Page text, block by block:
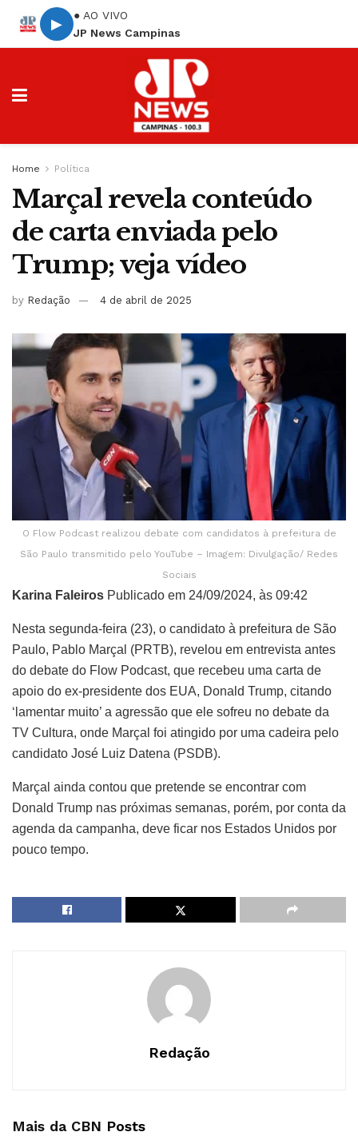
▶
● AO VIVO
JP News Campinas
Home Política
Marçal revela conteúdo
de carta enviada pelo
Trump; veja vídeo
by Redação 4 de abril de 2025
O Flow Podcast realizou debate com candidatos à prefeitura de
São Paulo transmitido pelo YouTube – Imagem: Divulgação/ Redes
Sociais
Karina Faleiros Publicado em 24/09/2024, às 09:42
Nesta segunda-feira (23), o candidato à prefeitura de São
Paulo, Pablo Marçal (PRTB), revelou em entrevista antes
do debate do Flow Podcast, que recebeu uma carta de
apoio do ex-presidente dos EUA, Donald Trump, citando
‘lamentar muito’ a agressão que ele sofreu no debate da
TV Cultura, onde Marçal foi atingido por uma cadeira pelo
candidato José Luiz Datena (PSDB).
Marçal ainda contou que pretende se encontrar com
Donald Trump nas próximas semanas, porém, por conta da
agenda da campanha, deve ficar nos Estados Unidos por
pouco tempo.
Redação
Mais da CBN Posts